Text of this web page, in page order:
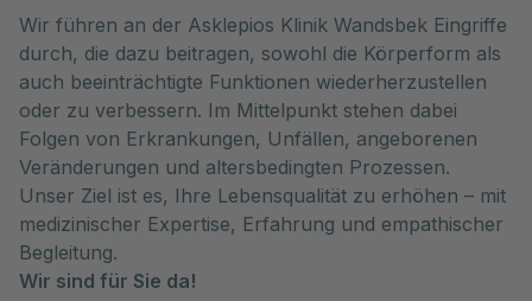
Wir führen an der Asklepios Klinik Wandsbek Eingriffe
durch, die dazu beitragen, sowohl die Körperform als
auch beeinträchtigte Funktionen wiederherzustellen
oder zu verbessern. Im Mittelpunkt stehen dabei
Folgen von Erkrankungen, Unfällen, angeborenen
Veränderungen und altersbedingten Prozessen.
Unser Ziel ist es, Ihre Lebensqualität zu erhöhen – mit
medizinischer Expertise, Erfahrung und empathischer
Begleitung.
Wir sind für Sie da!